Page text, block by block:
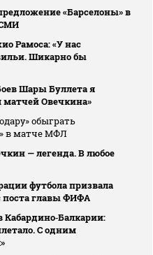
«Барселоны» в
Рамоса: «У нас
Шикарно бы
Шары Буллета я
матчей Овечкина»
обыграть
в матче МФЛ
— легенда. В любое
футбола призвала
поста главы ФИФА
С одним